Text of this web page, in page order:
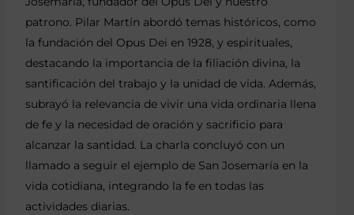
patrono. Pilar Martín abordó temas históricos, como
la fundación del Opus Dei en 1928, y espirituales,
destacando la importancia de la filiación divina, la
santificación del trabajo y la unidad de vida. Además,
subrayó la relevancia de vivir una vida ordinaria llena
de fe y la necesidad de oración y sacrificio para
alcanzar la santidad. La charla concluyó con un
llamado a seguir el ejemplo de San Josemaría en la
vida cotidiana, integrando la fe en todas las
actividades diarias.